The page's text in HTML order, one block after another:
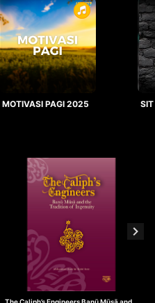
MOTIVASI PAGI 2025